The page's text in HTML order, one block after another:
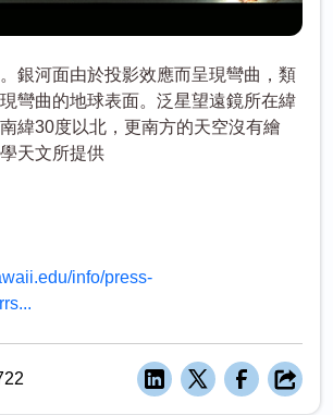
銀河面由於投影效應而呈現彎曲，類
彎曲的地球表面。泛星望遠鏡所在緯
緯30度以北，更南方的天空沒有繪
天文所提供
info/press-